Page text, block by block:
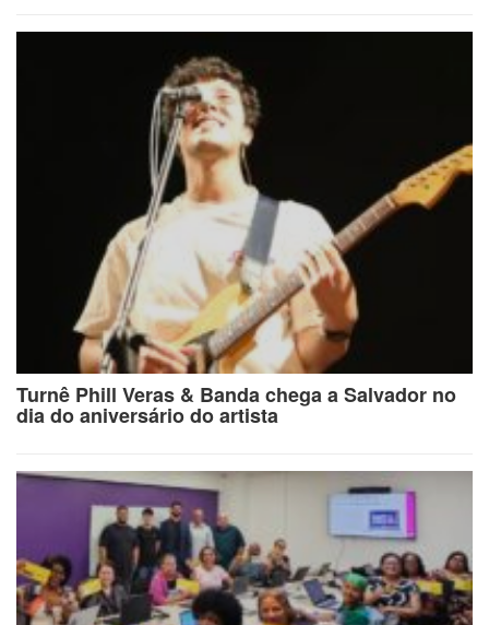
Turnê Phill Veras & Banda chega a Salvador no
dia do aniversário do artista